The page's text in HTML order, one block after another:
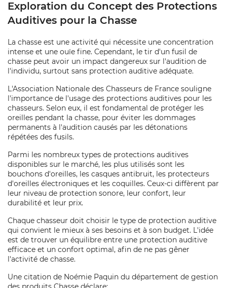
Exploration du Concept des Protections
Auditives pour la Chasse
La chasse est une activité qui nécessite une concentration
intense et une ouïe fine. Cependant, le tir d'un fusil de
chasse peut avoir un impact dangereux sur l'audition de
l'individu, surtout sans protection auditive adéquate.
L'Association Nationale des Chasseurs de France souligne
l'importance de l'usage des protections auditives pour les
chasseurs. Selon eux, il est fondamental de protéger les
oreilles pendant la chasse, pour éviter les dommages
permanents à l'audition causés par les détonations
répétées des fusils.
Parmi les nombreux types de protections auditives
disponibles sur le marché, les plus utilisés sont les
bouchons d'oreilles, les casques antibruit, les protecteurs
d'oreilles électroniques et les coquilles. Ceux-ci diffèrent par
leur niveau de protection sonore, leur confort, leur
durabilité et leur prix.
Chaque chasseur doit choisir le type de protection auditive
qui convient le mieux à ses besoins et à son budget. L'idée
est de trouver un équilibre entre une protection auditive
efficace et un confort optimal, afin de ne pas gêner
l'activité de chasse.
Une citation de Noémie Paquin du département de gestion